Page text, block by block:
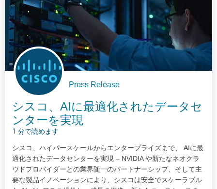
Press Release
シスコ、AIに最適化されたデータセ
ンターを実現
1 分で読めます
シスコ、ハイパースケールからエンタープライズまで、 AIに最
適化されたデータセンターを実現 – NVIDIA や新たなネオクラ
ウドプロバイダーとの業界随一のパートナーシップ、そして主
要な製品イノベーションにより、シスコは安全でスケーラブル